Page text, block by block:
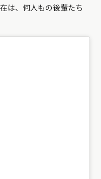
は、何人もの後輩たち